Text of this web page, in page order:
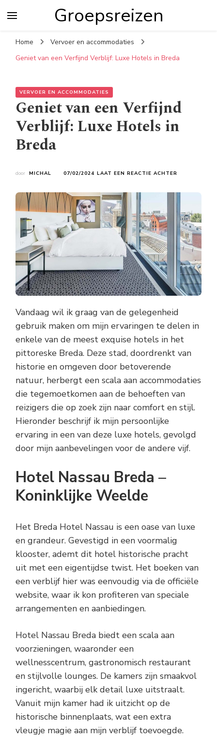
Groepsreizen
Home
Vervoer en accommodaties
Geniet van een Verfijnd Verblijf: Luxe Hotels in Breda
VERVOER EN ACCOMMODATIES
Geniet van een Verfijnd
Verblijf: Luxe Hotels in
Breda
door MICHAL 07/02/2024 LAAT EEN REACTIE ACHTER
VERBLIJF:
LUXE
HOTELS
IN
BREDA
Vandaag wil ik graag van de gelegenheid
gebruik maken om mijn ervaringen te delen in
enkele van de meest exquise hotels in het
pittoreske Breda. Deze stad, doordrenkt van
historie en omgeven door betoverende
natuur, herbergt een scala aan accommodaties
die tegemoetkomen aan de behoeften van
reizigers die op zoek zijn naar comfort en stijl.
Hieronder beschrijf ik mijn persoonlijke
ervaring in een van deze luxe hotels, gevolgd
door mijn aanbevelingen voor de andere vijf.
Hotel Nassau Breda –
Koninklijke Weelde
Het Breda Hotel Nassau is een oase van luxe
en grandeur. Gevestigd in een voormalig
klooster, ademt dit hotel historische pracht
uit met een eigentijdse twist. Het boeken van
een verblijf hier was eenvoudig via de officiële
website, waar ik kon profiteren van speciale
arrangementen en aanbiedingen.
Hotel Nassau Breda biedt een scala aan
voorzieningen, waaronder een
wellnesscentrum, gastronomisch restaurant
en stijlvolle lounges. De kamers zijn smaakvol
ingericht, waarbij elk detail luxe uitstraalt.
Vanuit mijn kamer had ik uitzicht op de
historische binnenplaats, wat een extra
vleugje magie aan mijn verblijf toevoegde.